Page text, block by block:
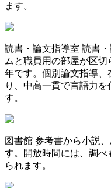
ます。
読書・論文指導室 読書
ムと職員用の部屋が区
年です。個別論文指導、
り、中高一貫で言語力
す。
図書館 参考書から小説
す。開放時間には、調
られます。